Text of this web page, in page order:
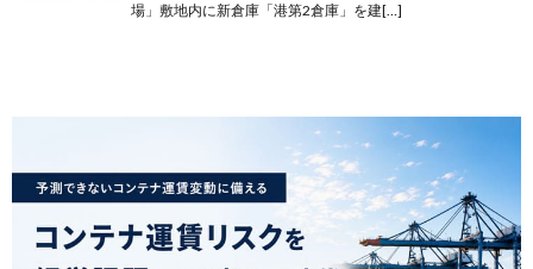
場」敷地内に新倉庫「港第2倉庫」を建[…]